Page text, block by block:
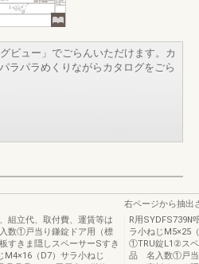
ビュー」でごらんいただけます。カ
ラパラめくりながらカタログをごら
組立代、取付費、運賃等は
①戸当り鎌錠ドア用（標
すきま隠しスペーサーSすき
M4×16（D7）サラ小ねじ
右ページから抽出
R用
ラ小ねじ
①TRU錠L1②ス
品 名入数①戸当